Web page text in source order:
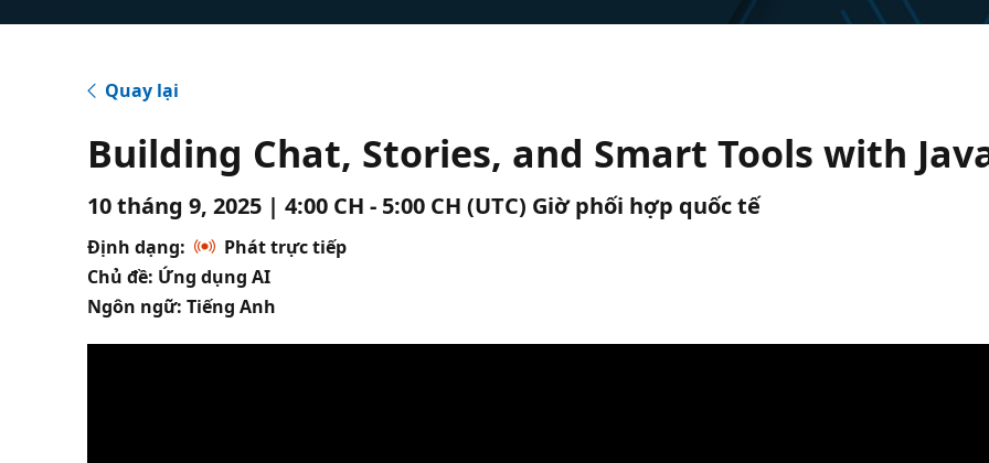
Quay lại
Building Chat, Stories, and Smart Tools with
10 tháng 9, 2025 | 4:00 CH - 5:00 CH (UTC) Giờ phối hợp quốc tế
Định dạng:
Phát trực tiếp
Chủ đề: Ứng dụng AI
Ngôn ngữ: Tiếng Anh